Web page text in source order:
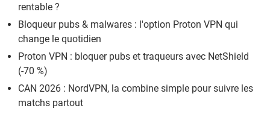
rentable ?
Bloqueur pubs & malwares : l'option Proton VPN qui
change le quotidien
Proton VPN : bloquer pubs et traqueurs avec NetShield
(-70 %)
CAN 2026 : NordVPN, la combine simple pour suivre les
matchs partout